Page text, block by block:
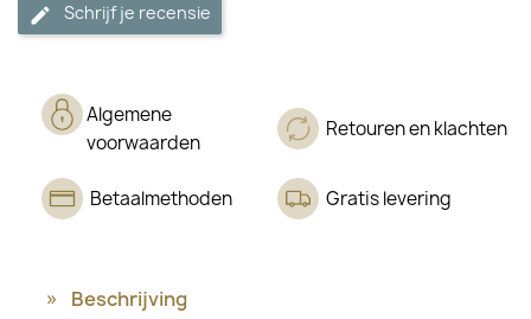
Schrijf je recensie
Algemene
voorwaarden
Retouren en klachten
Betaalmethoden Gratis levering
Beschrijving